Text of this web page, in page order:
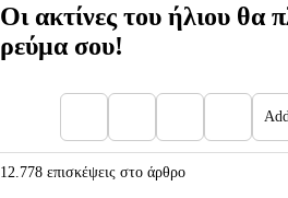
Οι ακτίνες του ήλιου θα
ρεύμα σου!
12.778 επισκέψεις στο άρθρο